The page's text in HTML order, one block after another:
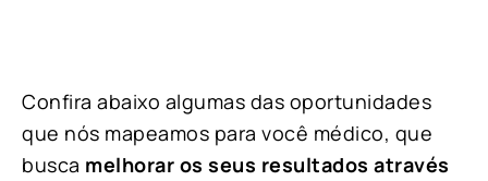
Confira abaixo algumas das oportunidades
que nós mapeamos para você médico, que
busca melhorar os seus resultados através